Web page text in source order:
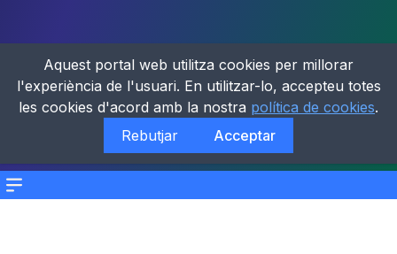
Menu
Aquest portal web utilitza cookies per millorar
l'experiència de l'usuari. En utilitzar-lo, accepteu totes
les cookies d'acord amb la nostra política de cookies.
Rebutjar
Acceptar